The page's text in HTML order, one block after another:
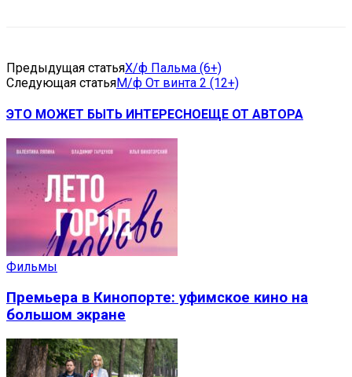
Предыдущая статьяХ/ф Пальма (6+)
Следующая статьяМ/ф От винта 2 (12+)
ЭТО МОЖЕТ БЫТЬ ИНТЕРЕСНОЕЩЕ ОТ АВТОРА
Фильмы
Премьера в Кинопорте: уфимское кино на
большом экране